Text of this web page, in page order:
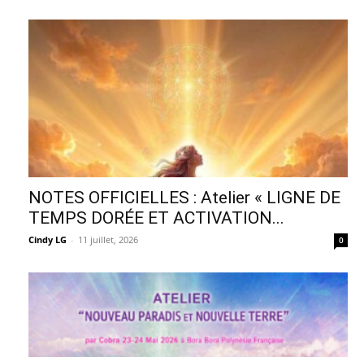
NOTES OFFICIELLES : Atelier « LIGNE DE
TEMPS DORÉE ET ACTIVATION...
Cindy LG - 11 juillet, 2026 0